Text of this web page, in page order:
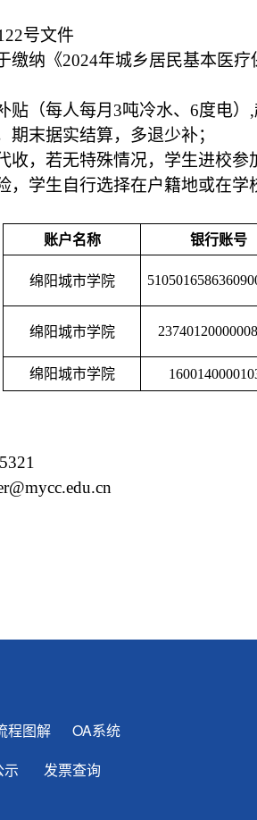
号文件
缴纳《2024年城乡居民基本医
贴（每人每月3吨冷水、6度电）,
期末据实结算，多退少补；
收，若无特殊情况，学生进校参
，学生自行选择在户籍地或在学
账户名称 银行账号
绵阳城市学院
绵阳城市学院
绵阳城市学院
程图解
OA系统
示
发票查询